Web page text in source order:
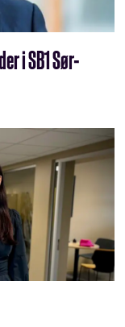
i SB1 Sør-